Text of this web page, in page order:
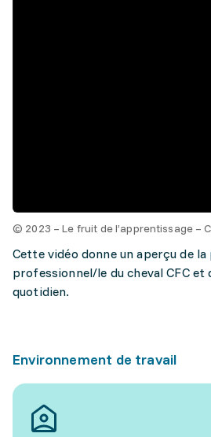
© 2023 – Le fruit de l’apprentissage –
Cette vidéo donne un aperçu de
professionnel/le du cheval CFC et
quotidien.
Environnement de travail